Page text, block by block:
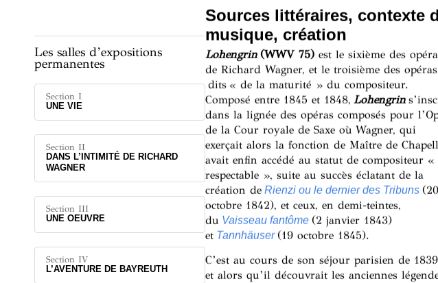
Les salles d’expositions
permanentes
Section I
UNE VIE
Section II
DANS L’INTIMITÉ DE RICHARD
WAGNER
Section III
UNE OEUVRE
Section IV
L’AVENTURE DE BAYREUTH
Sources littéraires, contexte
musique, création
Lohengrin(WWV 75)est le sixième des
de Richard Wagner, et le troisième des opéras
dits « de la maturité » du compositeur.
Composé entre 1845 et 1848, Lohengrin
dans la lignée des opéras composés pour
de la Cour royale de Saxe où Wagner, qui
exerçait alors la fonction de Maître de
avait enfin accédé au statut de compositeur «
respectable », suite au succès éclatant de la
création de Rienzi ou le dernier des Tribuns(20
octobre 1842), et ceux, en demi-teintes,
du Vaisseau fantôme(2 janvier 1843)
et Tannhäuser(19 octobre 1845).
C’est au cours de son séjour parisien de
et alors qu’il découvrait les anciennes